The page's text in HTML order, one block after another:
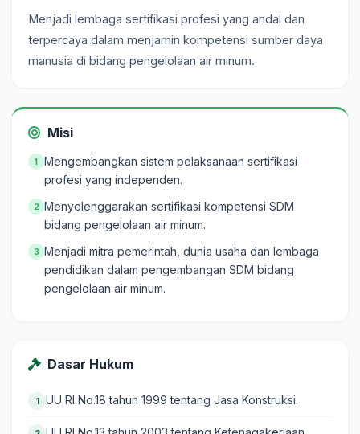
Menjadi lembaga sertifikasi profesi yang andal dan
terpercaya dalam menjamin kompetensi sumber daya
manusia di bidang pengelolaan air minum.
Misi
1
Mengembangkan sistem pelaksanaan sertifikasi
profesi yang independen.
2 Menyelenggarakan sertifikasi kompetensi SDM
bidang pengelolaan air minum.
3 Menjadi mitra pemerintah, dunia usaha dan lembaga
pendidikan dalam pengembangan SDM bidang
pengelolaan air minum.
Dasar Hukum
1 UU RI No.18 tahun 1999 tentang Jasa Konstruksi.